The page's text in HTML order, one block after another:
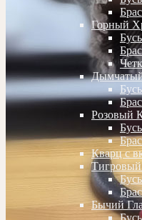
Горный
Розовый
Кварц с
Тигровый
Бычий